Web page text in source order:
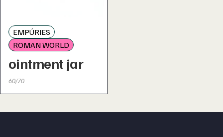
EMPÚRIES
ROMAN WORLD
ointment jar
60/70